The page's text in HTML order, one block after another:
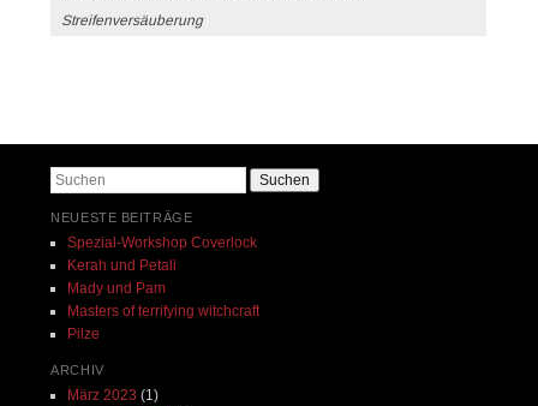
Streifenversäuberung
Suchen
NEUESTE BEITRÄGE
Spezial-Workshop Coverlock
Kerah und Petali
Mady und Pam
Masters of terrifying witchcraft
Pilze
ARCHIV
März 2023 (1)